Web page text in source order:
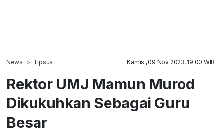
News Lipsus Kamis , 09 Nov 2023, 19:00 WIB
Rektor UMJ Mamun Murod
Dikukuhkan Sebagai Guru
Besar